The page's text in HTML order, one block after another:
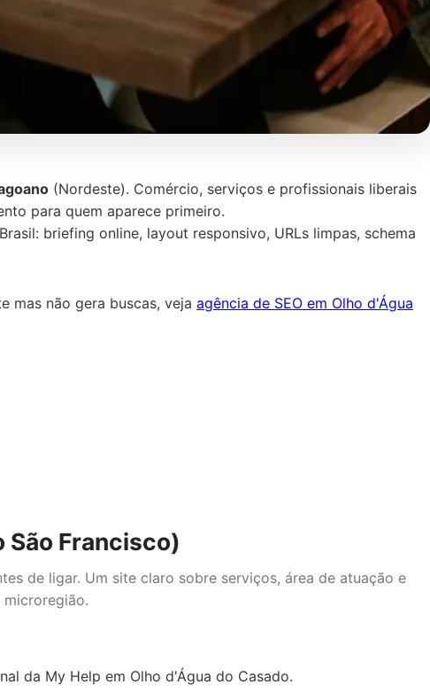
(Nordeste). Comércio, serviços e profissionais liberais
para quem aparece primeiro.
briefing online, layout responsivo, URLs limpas, schema
mas não gera buscas, veja agência de SEO em Olho d'Água
São Francisco)
de ligar. Um site claro sobre serviços, área de atuação e
da My Help em Olho d'Água do Casado.